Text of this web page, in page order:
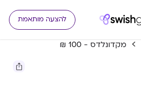
להצעה מותאמת
מקדונלדס - 100 ₪